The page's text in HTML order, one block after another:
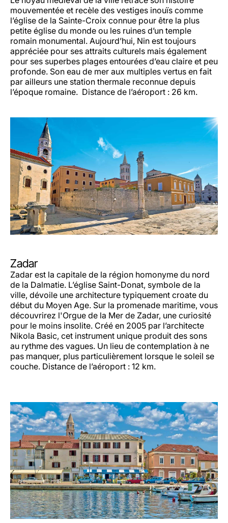
mouvementée et recèle des vestiges inouïs comme
l’église de la Sainte-Croix connue pour être la plus
petite église du monde ou les ruines d’un temple
romain monumental. Aujourd’hui, Nin est toujours
appréciée pour ses attraits culturels mais également
pour ses superbes plages entourées d’eau claire et peu
profonde. Son eau de mer aux multiples vertus en fait
par ailleurs une station thermale reconnue depuis
l’époque romaine. Distance de l’aéroport : 26 km.
Zadar
Zadar est la capitale de la région homonyme du nord
de la Dalmatie. L’église Saint-Donat, symbole de la
ville, dévoile une architecture typiquement croate du
début du Moyen Age. Sur la promenade maritime, vous
découvrirez l'Orgue de la Mer de Zadar, une curiosité
pour le moins insolite. Créé en 2005 par l’architecte
Nikola Basic, cet instrument unique produit des sons
au rythme des vagues. Un lieu de contemplation à ne
pas manquer, plus particulièrement lorsque le soleil se
couche. Distance de l’aéroport : 12 km.